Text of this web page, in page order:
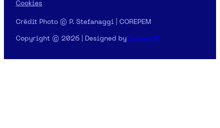
Cookies
Crédit Photo © P. Stefanaggi | COREPEM
Copyright © 2026 | Designed by Bureau-W